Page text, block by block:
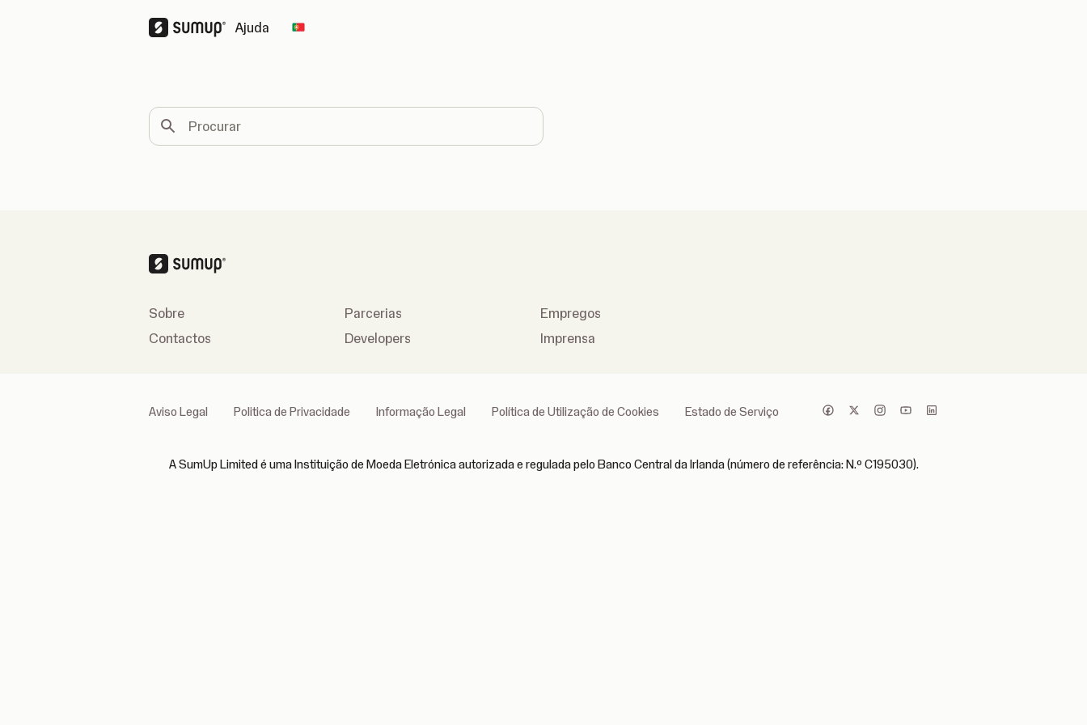
Ajuda Change country
Procurar
Sobre
Contactos
Parcerias
Developers
Empregos
Imprensa
Aviso Legal Politica de Privacidade Informação Legal Política de Utilização de Cookies Estado de Serviço
A SumUp Limited é uma Instituição de Moeda Eletrónica autorizada e regulada pelo Banco Central da Irlanda (número de referência: N.º C195030).